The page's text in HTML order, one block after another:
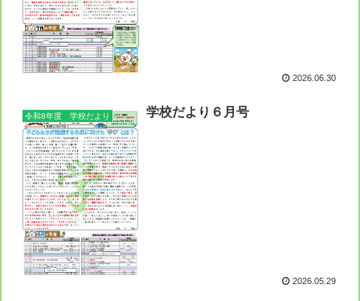
2026.06.30
令和8年度 学校だより 学校だより６月号
2026.05.29